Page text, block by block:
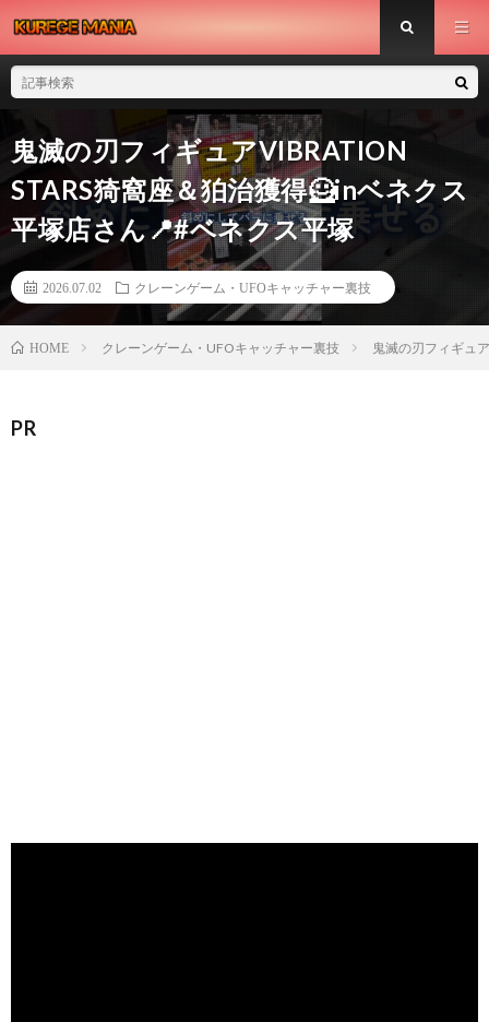
鬼滅の刃フィギュアVIBRATION
STARS猗窩座＆狛治獲得🦸inベネクス
平塚店さん📍#ベネクス平塚
2026.07.02 クレーンゲーム・UFOキャッチャー裏技
HOME クレーンゲーム・UFOキャッチャー裏技 鬼滅の刃フィギュ
PR